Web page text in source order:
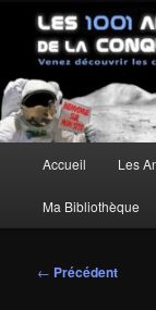
contenu
principalLes
l'Espace
Un site pour
principal
Accueil Les
Ma Bibliothèque
Navigation
← Précédent